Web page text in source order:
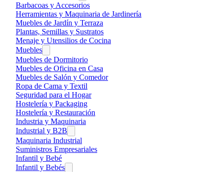
Barbacoas y Accesorios
Herramientas y Maquinaria de Jardinería
Muebles de Jardín y Terraza
Plantas, Semillas y Sustratos
Menaje y Utensilios de Cocina
Muebles
Muebles de Dormitorio
Muebles de Oficina en Casa
Muebles de Salón y Comedor
Ropa de Cama y Textil
Seguridad para el Hogar
Hostelería y Packaging
Hostelería y Restauración
Industria y Maquinaria
Industrial y B2B
Maquinaria Industrial
Suministros Empresariales
Infantil y Bebé
Infantil y Bebés